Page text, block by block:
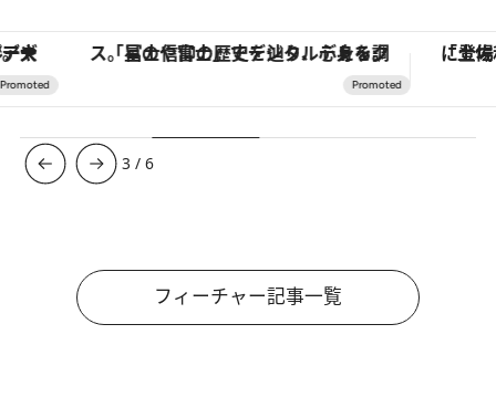
「星のや富士」でデジタルデトックス。冨士信仰の歴史を辿り、心身を調える。
3 /6
フィーチャー記事一覧